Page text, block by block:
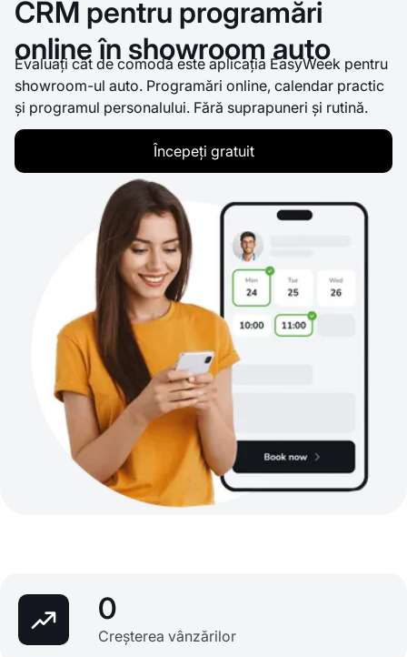
CRM pentru programări
online în showroom auto
Evaluați cât de comodă este aplicația EasyWeek pentru
showroom-ul auto. Programări online, calendar practic
și programul personalului. Fără suprapuneri și rutină.
Începeți gratuit
0
Creșterea vânzărilor